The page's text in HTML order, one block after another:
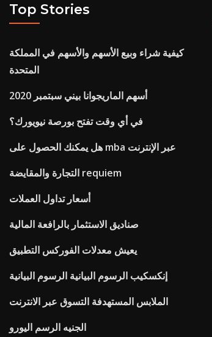
Top Stories
كيفية شراء وبيع الأسهم والأسهم في المملكة
المتحدة
أسهم الماريجوانا بيني سبتمبر 2020
في أي وقت تفتح بورصة نيويورك؟
هل يمكنك الحصول على mba عبر الإنترنت
التجارة والمقايضة requiem
أسعار تداول العملات
صناديق الاستثمار بالرافعة المالية
يعيش معدلات الفوركس التطبيق
إنكسكيب الرسوم البيانية الرسوم البيانية
الملابس المستهدفة التسوق عبر الانترنت
الجنيه الرسم اليورو